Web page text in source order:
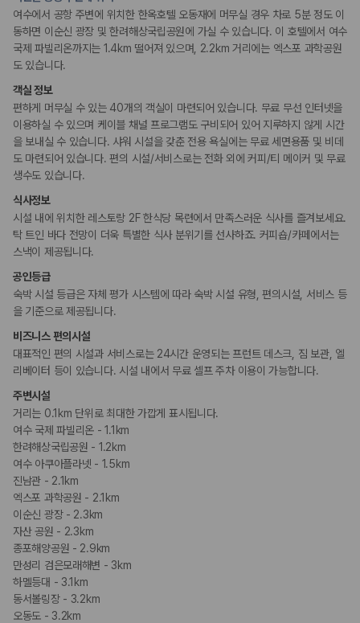
금연 숙박 시설
여수에서 공항 주변에 위치한 한옥호텔 오동재에 머무실 경우 차로 5분 정도 이
동하면 이순신 광장 및 한려해상국립공원에 가실 수 있습니다. 이 호텔에서 여수
국제 파빌리온까지는 1.4km 떨어져 있으며, 2.2km 거리에는 엑스포 과학공원
도 있습니다.
객실 정보
편하게 머무실 수 있는 40개의 객실이 마련되어 있습니다. 무료 무선 인터넷을
이용하실 수 있으며 케이블 채널 프로그램도 구비되어 있어 지루하지 않게 시간
을 보내실 수 있습니다. 샤워 시설을 갖춘 전용 욕실에는 무료 세면용품 및 비데
도 마련되어 있습니다. 편의 시설/서비스로는 전화 외에 커피/티 메이커 및 무료
생수도 있습니다.
식사정보
시설 내에 위치한 레스토랑 2F 한식당 목련에서 만족스러운 식사를 즐겨보세요.
탁 트인 바다 전망이 더욱 특별한 식사 분위기를 선사하죠. 커피숍/카페에서는
스낵이 제공됩니다.
공인등급
숙박 시설 등급은 자체 평가 시스템에 따라 숙박 시설 유형, 편의시설, 서비스 등
을 기준으로 제공됩니다.
비즈니스 편의시설
대표적인 편의 시설과 서비스로는 24시간 운영되는 프런트 데스크, 짐 보관, 엘
리베이터 등이 있습니다. 시설 내에서 무료 셀프 주차 이용이 가능합니다.
주변시설
거리는 0.1km 단위로 최대한 가깝게 표시됩니다.
여수 국제 파빌리온 - 1.1km
한려해상국립공원 - 1.2km
여수 아쿠아플라넷 - 1.5km
진남관 - 2.1km
엑스포 과학공원 - 2.1km
이순신 광장 - 2.3km
자산 공원 - 2.3km
종포해양공원 - 2.9km
만성리 검은모래해변 - 3km
하멜등대 - 3.1km
동서볼링장 - 3.2km
오동도 - 3.2km